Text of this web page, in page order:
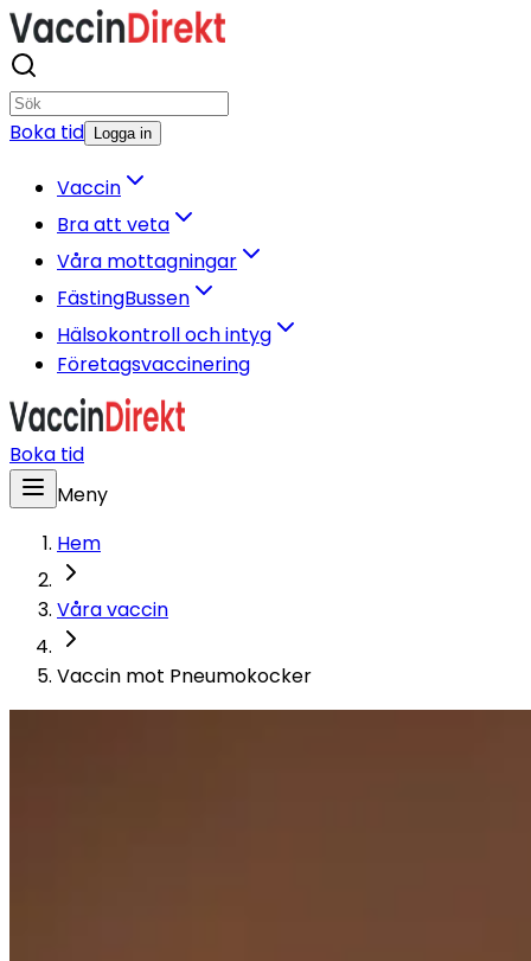
Boka tid Logga in
Vaccin
Bra att veta
Våra mottagningar
FästingBussen
Hälsokontroll och intyg
Företagsvaccinering
Boka tid
Meny
Hem
Våra vaccin
Vaccin mot Pneumokocker